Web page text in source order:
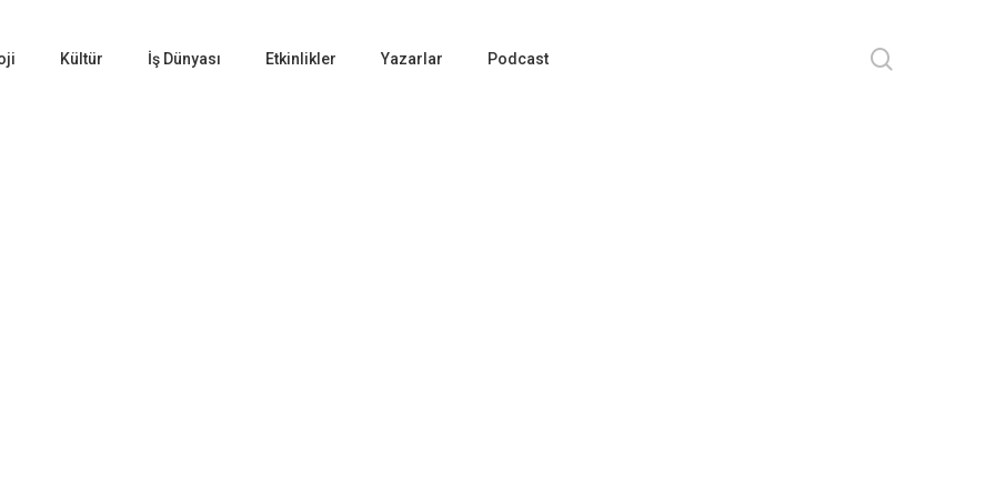
Kültür İş Dünyası Etkinlikler Yazarlar Podcast